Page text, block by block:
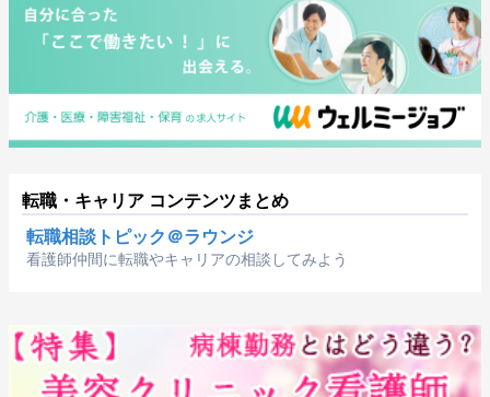
転職・キャリア コンテンツまとめ
転職相談トピック＠ラウンジ
看護師仲間に転職やキャリアの相談してみよう